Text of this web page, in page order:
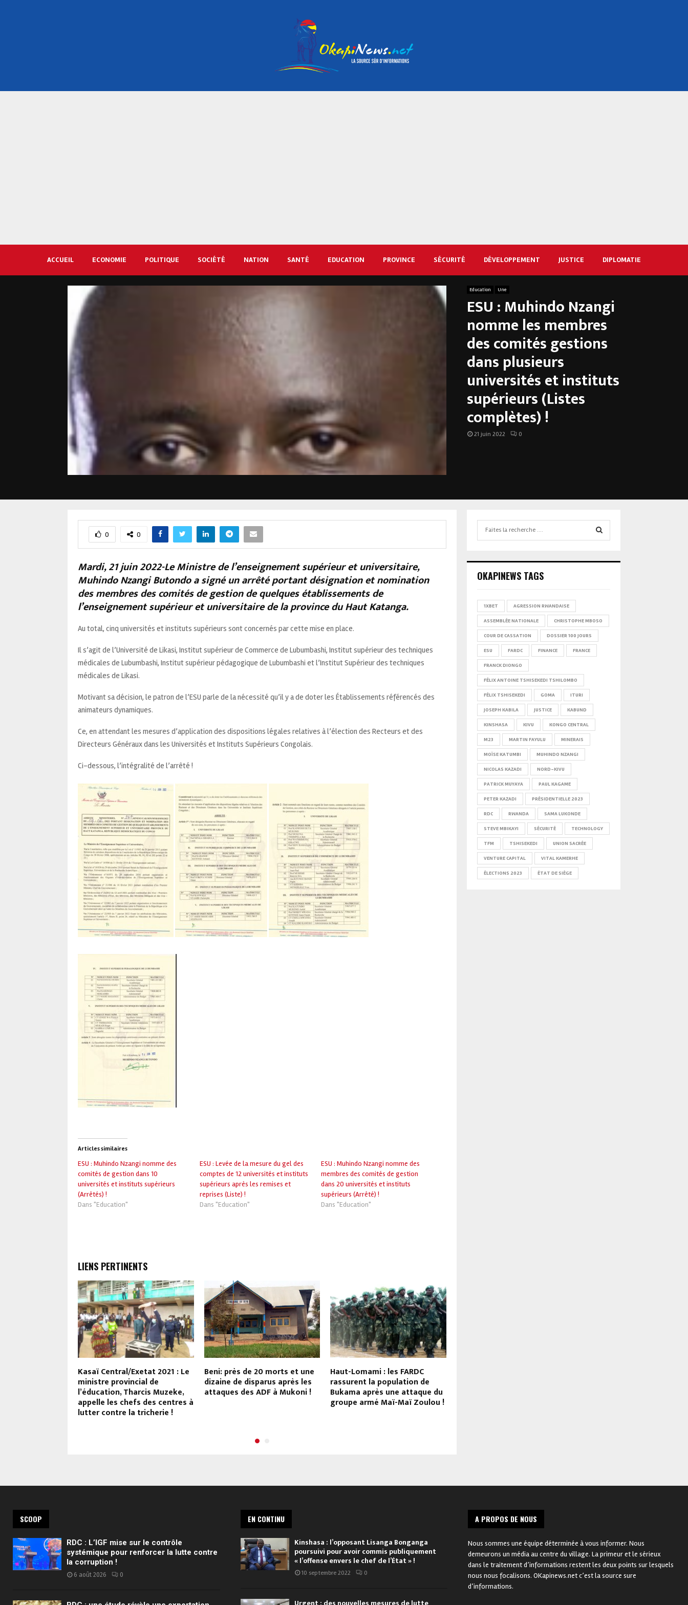
ACCUEIL ECONOMIE POLITIQUE SOCIÉTÉ NATION SANTÉ EDUCATION PROVINCE SÉCURITÉ DÉVELOPPEMENT JUSTICE DIPLOMATIE
Education Une
ESU : Muhindo Nzangi
nomme les membres
des comités gestions
dans plusieurs
universités et instituts
supérieurs (Listes
complètes) !
21 juin 2022 0
0 0
Mardi, 21 juin 2022-Le Ministre de l’enseignement supérieur et universitaire,
Muhindo Nzangi Butondo a signé un arrêté portant désignation et nomination
des membres des comités de gestion de quelques établissements de
l’enseignement supérieur et universitaire de la province du Haut Katanga.
Au total, cinq universités et instituts supérieurs sont concernés par cette mise en place.
Il s’agit de l’Université de Likasi, Institut supérieur de Commerce de Lubumbashi, Institut supérieur des techniques
médicales de Lubumbashi, Institut supérieur pédagogique de Lubumbashi et l’Institut Supérieur des techniques
médicales de Likasi.
Motivant sa décision, le patron de l’ESU parle de la nécessité qu’il y a de doter les Établissements référencés des
animateurs dynamiques.
Ce, en attendant les mesures d’application des dispositions légales relatives à l’élection des Recteurs et des
Directeurs Généraux dans les Universités et Instituts Supérieurs Congolais.
Ci-dessous, l’intégralité de l’arrêté !
Articles similaires
ESU : Muhindo Nzangi nomme des
comités de gestion dans 10
universités et instituts supérieurs
(Arrêtés) !
Dans "Education"
ESU : Levée de la mesure du gel des
comptes de 12 universités et instituts
supérieurs après les remises et
reprises (Liste) !
Dans "Education"
ESU : Muhindo Nzangi nomme des
membres des comités de gestion
dans 20 universités et instituts
supérieurs (Arrêté) !
Dans "Education"
LIENS PERTINENTS
Kasaï Central/Exetat 2021 : Le
ministre provincial de
l’éducation, Tharcis Muzeke,
appelle les chefs des centres à
lutter contre la tricherie !
Beni: près de 20 morts et une
dizaine de disparus après les
attaques des ADF à Mukoni !
Haut-Lomami : les FARDC
rassurent la population de
Bukama après une attaque du
groupe armé Maï-Maï Zoulou !
OKAPINEWS TAGS
1XBET AGRESSION RWANDAISE
ASSEMBLÉE NATIONALE CHRISTOPHE MBOSO
COUR DE CASSATION DOSSIER 100 JOURS
ESU FARDC FINANCE FRANCE
FRANCK DIONGO
FÉLIX ANTOINE TSHISEKEDI TSHILOMBO
FÉLIX TSHISEKEDI GOMA ITURI
JOSEPH KABILA JUSTICE KABUND
KINSHASA KIVU KONGO CENTRAL
M23 MARTIN FAYULU MINERAIS
MOÏSE KATUMBI MUHINDO NZANGI
NICOLAS KAZADI NORD-KIVU
PATRICK MUYAYA PAUL KAGAME
PETER KAZADI PRÉSIDENTIELLE 2023
RDC RWANDA SAMA LUKONDE
STEVE MBIKAYI SÉCURITÉ TECHNOLOGY
TFM TSHISEKEDI UNION SACRÉE
VENTURE CAPITAL VITAL KAMERHE
ÉLECTIONS 2023 ÉTAT DE SIÈGE
SCOOP
RDC : L’IGF mise sur le contrôle
systémique pour renforcer la lutte contre
la corruption !
6 août 2026 0
EN CONTINU
Kinshasa : l’opposant Lisanga Bonganga
poursuivi pour avoir commis publiquement
« l’offense envers le chef de l’État » !
10 septembre 2022 0
A PROPOS DE NOUS
Nous sommes une équipe déterminée à vous informer. Nous
demeurons un média au centre du village. La primeur et le sérieux
dans le traitement d’informations restent les deux points sur lesquels
nous nous focalisons. OKapinews.net c’est la source sure
d’informations.